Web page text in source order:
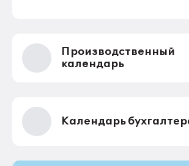
Производственный
календарь
Календарь